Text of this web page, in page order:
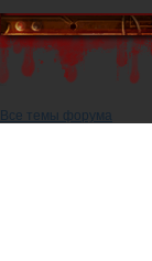
Все темы форума